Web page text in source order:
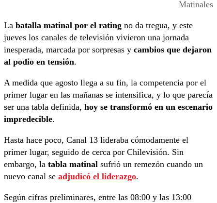
Matinales
La batalla matinal por el rating no da tregua, y este
jueves los canales de televisión vivieron una jornada
inesperada, marcada por sorpresas y cambios que dejaron
al podio en tensión.
A medida que agosto llega a su fin, la competencia por el
primer lugar en las mañanas se intensifica, y lo que parecía
ser una tabla definida, hoy se transformó en un escenario
impredecible.
Hasta hace poco, Canal 13 lideraba cómodamente el
primer lugar, seguido de cerca por Chilevisión. Sin
embargo, la tabla matinal sufrió un remezón cuando un
nuevo canal se adjudicó el liderazgo.
Según cifras preliminares, entre las 08:00 y las 13:00